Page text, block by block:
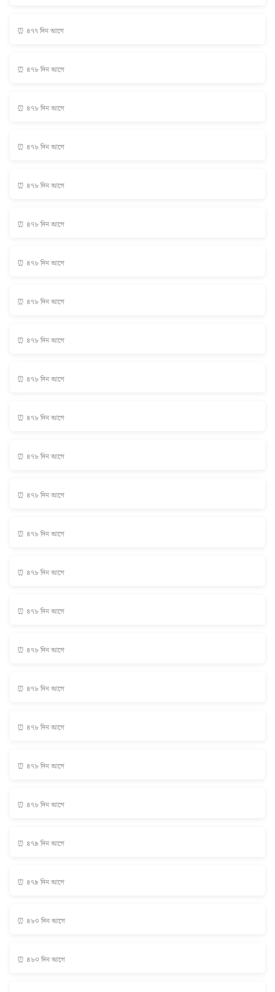
⏰ ৪৭৭ দিন আগে
⏰ ৪৭৮ দিন আগে
⏰ ৪৭৮ দিন আগে
⏰ ৪৭৮ দিন আগে
⏰ ৪৭৮ দিন আগে
⏰ ৪৭৮ দিন আগে
⏰ ৪৭৮ দিন আগে
⏰ ৪৭৮ দিন আগে
⏰ ৪৭৮ দিন আগে
⏰ ৪৭৮ দিন আগে
⏰ ৪৭৮ দিন আগে
⏰ ৪৭৮ দিন আগে
⏰ ৪৭৮ দিন আগে
⏰ ৪৭৮ দিন আগে
⏰ ৪৭৮ দিন আগে
⏰ ৪৭৮ দিন আগে
⏰ ৪৭৮ দিন আগে
⏰ ৪৭৮ দিন আগে
⏰ ৪৭৮ দিন আগে
⏰ ৪৭৮ দিন আগে
⏰ ৪৭৮ দিন আগে
⏰ ৪৭৯ দিন আগে
⏰ ৪৭৯ দিন আগে
⏰ ৪৮০ দিন আগে
⏰ ৪৮০ দিন আগে